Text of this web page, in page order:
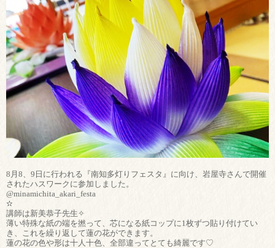
8月8、9日に行われる『南知多灯りフェスタ』に向け、岩屋寺さんで開催
されたハスワークに参加しました。
@minamichita_akari_festa
✫
講師は新美恭子先生✧
薄い特殊な紙の端を撚って、芯になる紙コップに1枚ずつ貼り付けてい
き、これを繰り返して蓮の花ができます。
蓮の花の色や形は十人十色、全部違ってとても綺麗です♡